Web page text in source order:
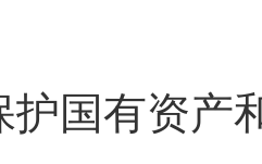
护国有资产